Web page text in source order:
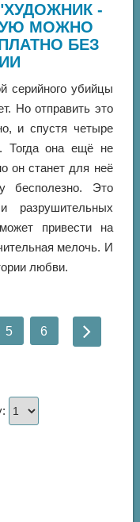
-
МОЖНО
БЕЗ
серийного убийцы
Но отправить это
и спустя четыре
Тогда она ещё не
он станет для неё
бесполезно. Это
привести на
мелочь. И
любви.
5 6